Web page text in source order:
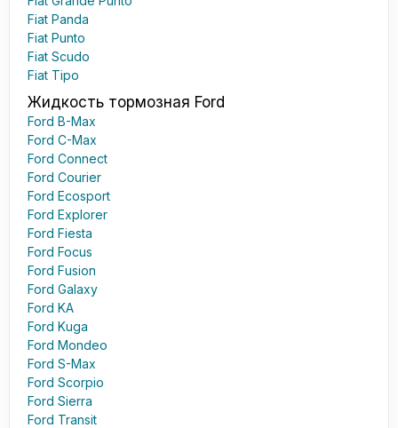
Fiat Panda
Fiat Punto
Fiat Scudo
Fiat Tipo
Жидкость тормозная Ford
Ford B-Max
Ford C-Max
Ford Connect
Ford Courier
Ford Ecosport
Ford Explorer
Ford Fiesta
Ford Focus
Ford Fusion
Ford Galaxy
Ford KA
Ford Kuga
Ford Mondeo
Ford S-Max
Ford Scorpio
Ford Sierra
Ford Transit